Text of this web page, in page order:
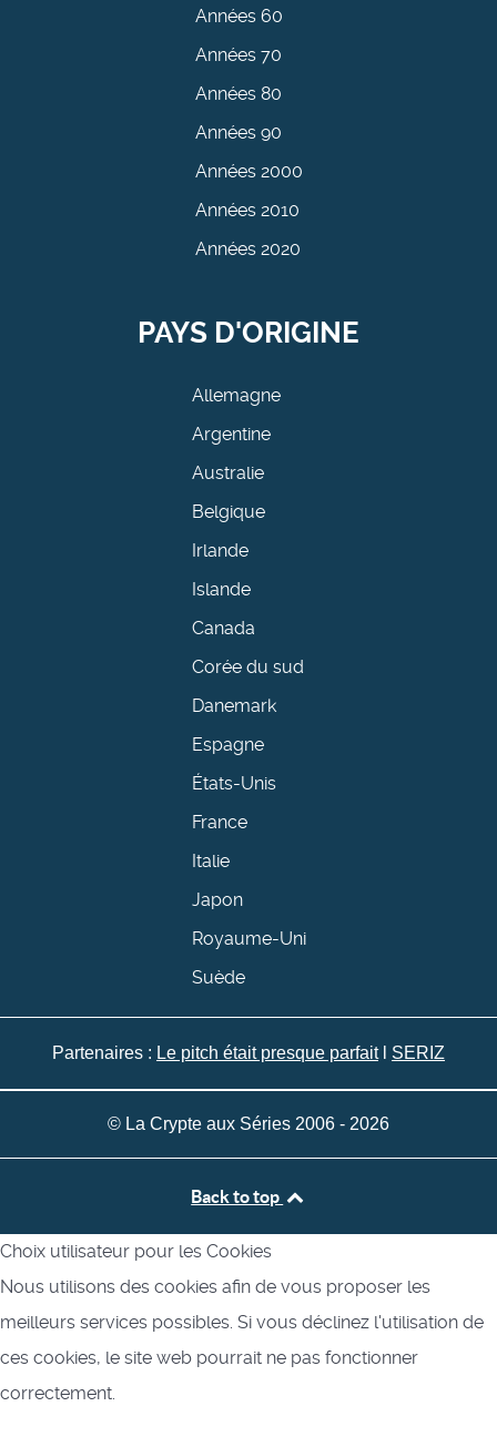
Années 60
Années 70
Années 80
Années 90
Années 2000
Années 2010
Années 2020
PAYS D'ORIGINE
Allemagne
Argentine
Australie
Belgique
Irlande
Islande
Canada
Corée du sud
Danemark
Espagne
États-Unis
France
Italie
Japon
Royaume-Uni
Suède
Partenaires : Le pitch était presque parfaitl SERIZ
© La Crypte aux Séries 2006 - 2026
Back to top
Choix utilisateur pour les Cookies
Nous utilisons des cookies afin de vous proposer les
meilleurs services possibles. Si vous déclinez l'utilisation de
ces cookies, le site web pourrait ne pas fonctionner
correctement.